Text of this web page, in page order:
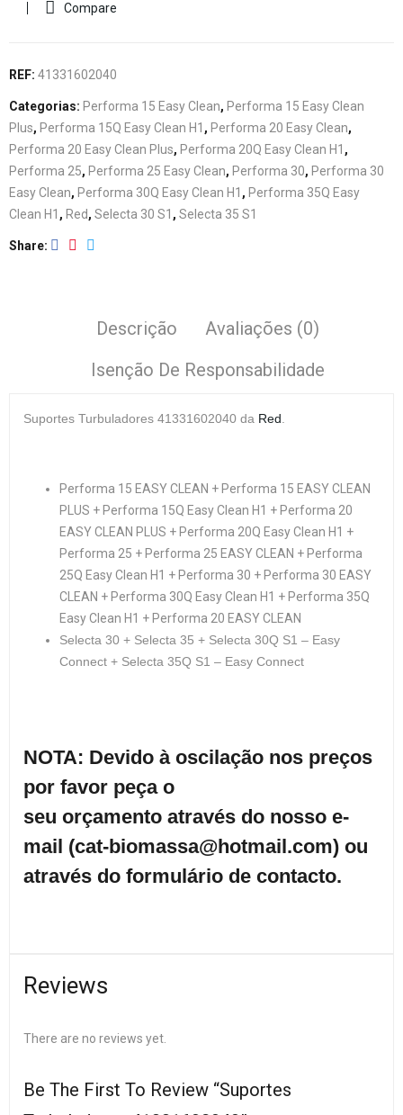
Compare
REF: 41331602040
Categorias: Performa 15 Easy Clean, Performa 15 Easy Clean
Plus, Performa 15Q Easy Clean H1 , Performa 20 Easy Clean,
Performa 20 Easy Clean Plus, Performa 20Q Easy Clean H1 ,
Performa 25, Performa 25 Easy Clean, Performa 30, Performa 30
Easy Clean, Performa 30Q Easy Clean H1 , Performa 35Q Easy
Clean H1 , Red, Selecta 30 S1 , Selecta 35 S1
Share
Descrição
Avaliações (0)
Isenção De Responsabilidade
Suportes Turbuladores 41331602040 da Red
Performa 15 EASY CLEAN + Performa 15 EASY CLEAN
PLUS + Performa 15Q Easy Clean H1 + Performa 20
EASY CLEAN PLUS + Performa 20Q Easy Clean H1 +
Performa 25 + Performa 25 EASY CLEAN + Performa
25Q Easy Clean H1 + Performa 30 + Performa 30 EASY
CLEAN + Performa 30Q Easy Clean H1 + Performa 35Q
Easy Clean H1 + Performa 20 EASY CLEAN
Selecta 30 + Selecta 35 + Selecta 30Q S1 – Easy
Connect + Selecta 35Q S1 – Easy Connect
NOTA: Devido à oscilação nos preços
por favor peça o
seu orçamento através do nosso e-
mail (cat-biomassa@hotmail.com) ou
através do formulário de contacto.
Reviews
There are no reviews yet.
Be The First To Review “Suportes